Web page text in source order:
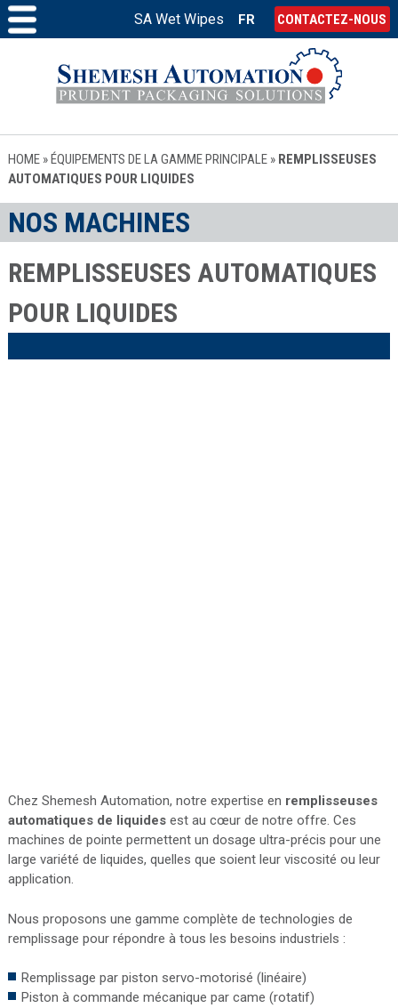
SA Wet Wipes FR CONTACTEZ-NOUS
HOME»ÉQUIPEMENTS DE LA GAMME PRINCIPALE» REMPLISSEUSES
AUTOMATIQUES POUR LIQUIDES
NOS MACHINES
REMPLISSEUSES AUTOMATIQUES
POUR LIQUIDES
Chez Shemesh Automation, notre expertise en remplisseuses
automatiques de liquidesest au cœur de notre offre. Ces
machines de pointe permettent un dosage ultra-précis pour une
large variété de liquides, quelles que soient leur viscosité ou leur
application.
Nous proposons une gamme complète de technologies de
remplissage pour répondre à tous les besoins industriels :
Remplissage par piston servo-motorisé (linéaire)
Piston à commande mécanique par came (rotatif)